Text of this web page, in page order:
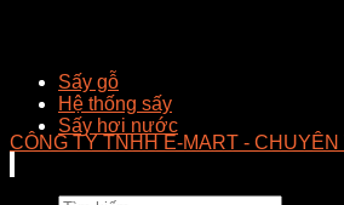
Sấy gỗ
Hệ thống sấy
Sấy hơi nước
CÔNG TY TNHH E-MART -